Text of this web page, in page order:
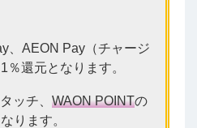
、AEON Pay（チャージ
還元となります。
ッチ、 WAON POINTの
ります。